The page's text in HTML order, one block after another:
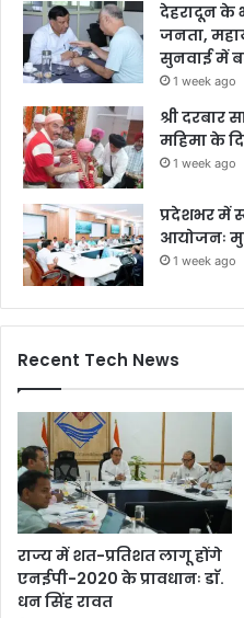
देहरादून के
जनता,
सुनवाई में
1 week ago
श्री दरबार
महिमा के
1 week ago
प्रदेशभर में
आयोजनः
1 week ago
Recent Tech News
राज्य में शत-प्रतिशत लागू होंगे
एनईपी-2020 के प्रावधानः डाॅ.
धन सिंह रावत